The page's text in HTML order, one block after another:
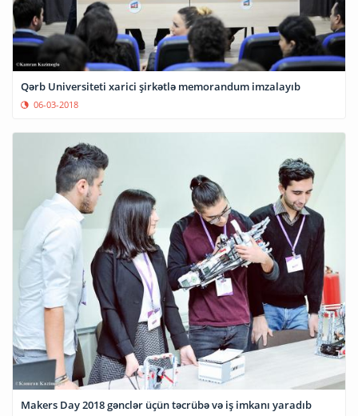
Qərb Universiteti xarici şirkətlə memorandum imzalayıb
06-03-2018
Makers Day 2018 gənclər üçün təcrübə və iş imkanı yaradıb